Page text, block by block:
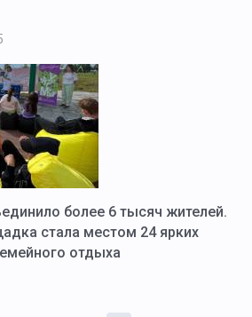
более 6 тысяч жителей.
стала местом 24 ярких
отдыха